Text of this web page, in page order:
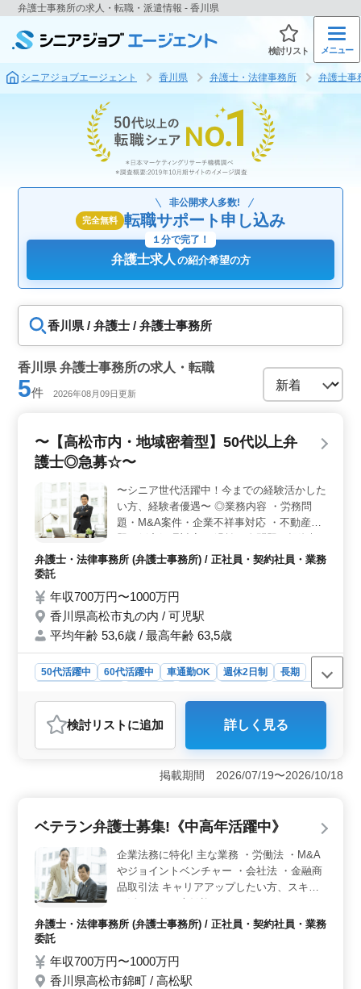
弁護士事務所の求人・転職・派遣情報 - 香川県
検討リスト メニュー
シニアジョブエージェント 香川県 弁護士・法律事務所 弁護士事
完全無料
非公開求人多数!
転職サポート申し込み
弁護士求人 の紹介希望の方
１分で完了！
香川県 / 弁護士 / 弁護士事務所
香川県 弁護士事務所の求人・転職
5件 2026年08月09日更新
〜【高松市内・地域密着型】50代以上弁
護士◎急募☆〜
〜シニア世代活躍中！今までの経験活かした
い方、経験者優遇〜 ◎業務内容 ・労務問
題・M&A案件・企業不祥事対応 ・不動産問
約書等 ◎備考 ・車通勤可能♪ ・50歳以上新
す！！ 50歳以上の方も活躍中☆ ご応募おま
ちしております！！！
弁護士・法律事務所 (弁護士事務所) / 正社員・契約社員・業務
委託
年収700万円〜1000万円
香川県高松市丸の内 / 可児駅
平均年齢 53,6歳 / 最高年齢 63,5歳
50代活躍中 60代活躍中 車通勤OK 週休2日制
長期
業務委託
おすすめポイント
＜高収入と柔軟な雇用形態＞ この求人は、年収700万
円〜1000万円という高収入を提供しており、正社員・契
約社員・業務委託といった柔軟な雇用形態が選べます。
職場環境＞ 50代以上の新規採用実績があり、50代や60
代の弁護士が多数活躍しています。また、残業が少な
く、車通勤も可能なため、体力面での負担も少ないで
す。シニア世代が働きやすい環境が整っています。
＜地域密着型で多様な業務経験を積める＞ 地域密着型
の職場で、労務問題やM&amp;A案件、不動産問題、倒産
処理など多岐にわたる業務を経験できます。高松市内で
のキャリアを考える弁護士にとって、スキルアップや専
門知識の向上に最適な環境です。
検討リスト に追加 詳しく見る
掲載期間 2026/07/19〜2026/10/18
ベテラン弁護士募集!《中高年活躍中》
企業法務に特化! 主な業務 ・労働法 ・M&A
やジョイントベンチャー ・会社法 ・金融商
品取引法 キャリアアップしたい方、スキル
弁護士・法律事務所 (弁護士事務所) / 正社員・契約社員・業務
委託
年収700万円〜1000万円
香川県高松市錦町 / 高松駅